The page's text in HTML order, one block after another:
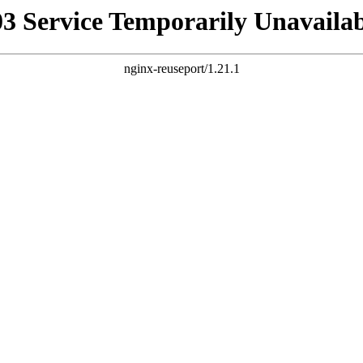
Service Temporarily
nginx-reuseport/1.21.1